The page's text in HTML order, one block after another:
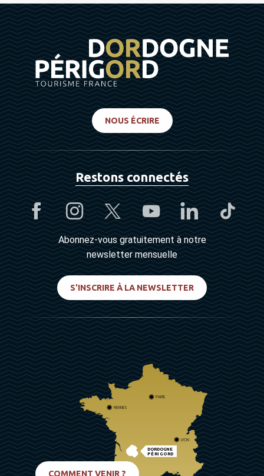
NOUS ÉCRIRE
Restons connectés
Abonnez-vous gratuitement à notre
newsletter mensuelle
S'INSCRIRE À LA NEWSLETTER
DORDOGNE
PÉRIGORD
PARIS
RENNES
LYON
COMMENT VENIR ?